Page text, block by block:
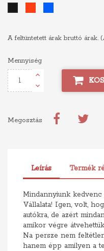
A feltüntetett árak bruttó árak.
Mennyiség
Megosztás
Leírás Termék
Mindannyiunk
Vállalata! Igen, volt,
autókra, de azért
amikor végre
Na persze nem
hanem épp amilyen a